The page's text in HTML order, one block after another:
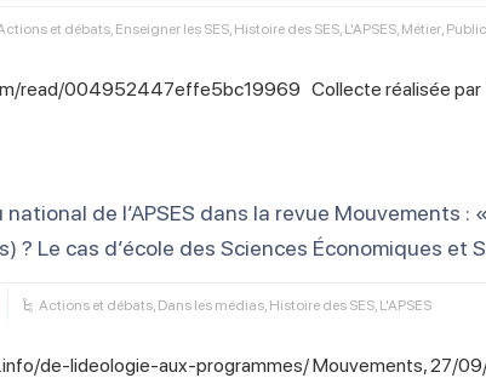
et débats, Enseigner les SES, Histoire des SES, L'APSES, Métier,
read/004952447effe5bc19969 Collecte réalisée par
de l’APSES dans la revue Mouvements :
? Le cas d’école des Sciences Économiques et
Actions et débats, Dans les médias, Histoire des SES, L'APSES
de-lideologie-aux-programmes/ Mouvements, 27/09/